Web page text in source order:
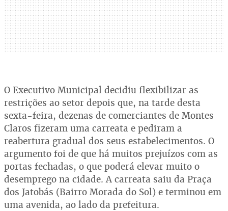
O Executivo Municipal decidiu flexibilizar as
restrições ao setor depois que, na tarde desta
sexta-feira, dezenas de comerciantes de Montes
Claros fizeram uma carreata e pediram a
reabertura gradual dos seus estabelecimentos. O
argumento foi de que há muitos prejuízos com as
portas fechadas, o que poderá elevar muito o
desemprego na cidade. A carreata saiu da Praça
dos Jatobás (Bairro Morada do Sol) e terminou em
uma avenida, ao lado da prefeitura.